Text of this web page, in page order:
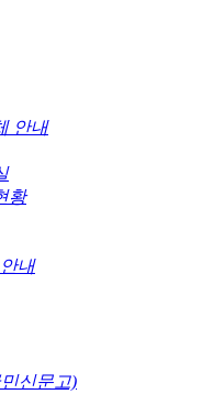
안내
황
내
신문고)